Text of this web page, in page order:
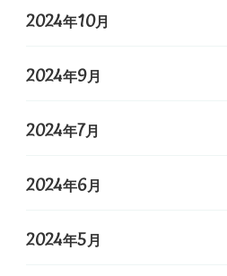
2024年10月
2024年9月
2024年7月
2024年6月
2024年5月